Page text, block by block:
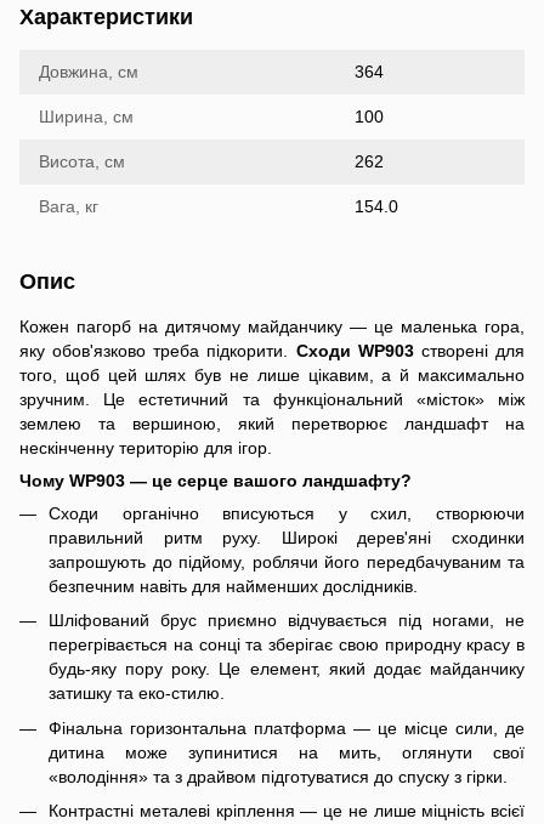
Характеристики
Довжина, см 364
Ширина, см 100
Висота, см 262
Вага, кг 154.0
Опис
Кожен пагорб на дитячому майданчику — це маленька гора,
яку обов'язково треба підкорити. Сходи WP903створені для
того, щоб цей шлях був не лише цікавим, а й максимально
зручним. Це естетичний та функціональний «місток» між
землею та вершиною, який перетворює ландшафт на
нескінченну територію для ігор.
Чому WP903 — це серце вашого ландшафту?
Сходи органічно вписуються у схил, створюючи
правильний ритм руху. Широкі дерев'яні сходинки
запрошують до підйому, роблячи його передбачуваним та
безпечним навіть для найменших дослідників.
Шліфований брус приємно відчувається під ногами, не
перегрівається на сонці та зберігає свою природну красу в
будь-яку пору року. Це елемент, який додає майданчику
затишку та еко-стилю.
Фінальна горизонтальна платформа — це місце сили, де
дитина може зупинитися на мить, оглянути свої
«володіння» та з драйвом підготуватися до спуску з гірки.
Контрастні металеві кріплення — це не лише міцність всієї